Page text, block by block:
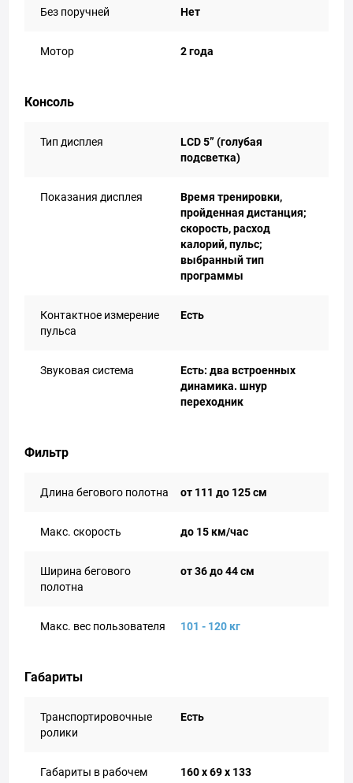
Без поручней Нет
Мотор 2 года
Консоль
Тип дисплея
LСD 5” (голубая
подсветка)
Показания дисплея
Время тренировки,
пройденная дистанция;
скорость, расход
калорий, пульс;
выбранный тип
программы
Контактное измерение
пульса
Есть
Звуковая система
Есть: два встроенных
динамика. шнур
переходник
Фильтр
Длина бегового полотна от 111 до 125 см
Макс. скорость до 15 км/час
Ширина бегового
полотна
от 36 до 44 см
Макс. вес пользователя 101 - 120 кг
Габариты
Транспортировочные
ролики
Есть
Габариты в рабочем
160 х 69 х 133